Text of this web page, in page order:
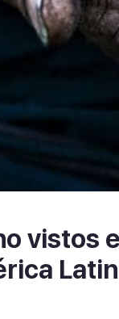
vistos